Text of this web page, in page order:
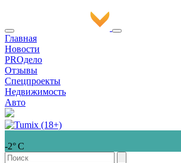
Главная
Новости
PROдело
Отзывы
Спецпроекты
Недвижимость
Авто
-2° С